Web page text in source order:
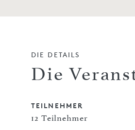
DIE DETAILS
Die
TEILNEHMER
12 Teilnehmer